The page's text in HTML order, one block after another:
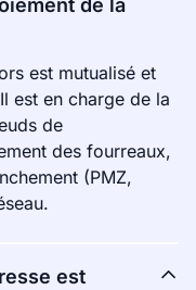
de la
est mutualisé et
est en charge de la
de
des fourreaux,
(PMZ,
est